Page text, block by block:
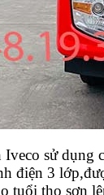
sử dụng
điện 3
tuổi thọ sơn